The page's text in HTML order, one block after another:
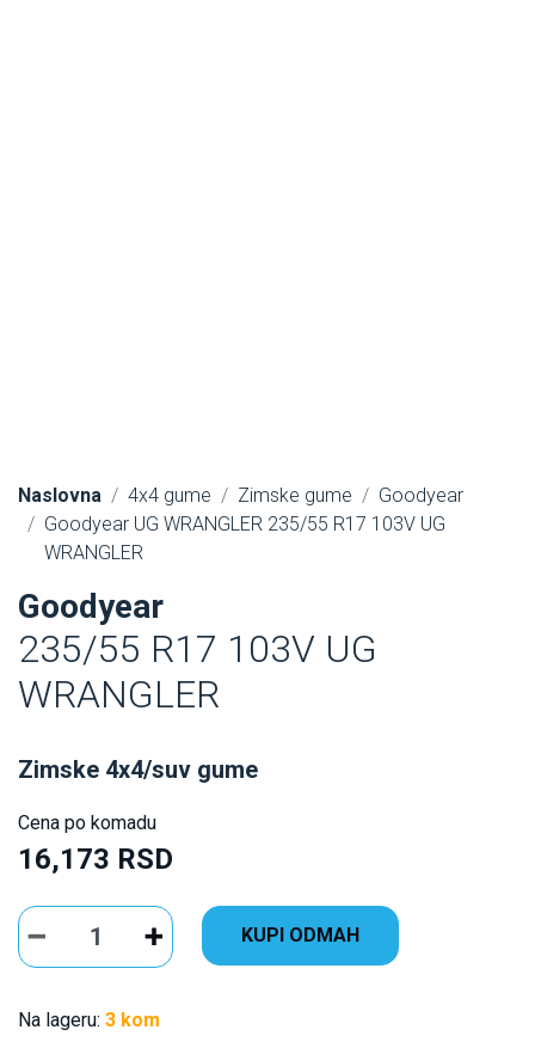
Naslovna 4x4 gume Zimske gume
Goodyear
Goodyear UG WRANGLER 235/55 R17 103V UG
WRANGLER
Goodyear
235/55 R17 103V UG
WRANGLER
Zimske 4x4/suv gume
Cena po komadu
16,173 RSD
KUPI ODMAH
Na lageru: 3 kom